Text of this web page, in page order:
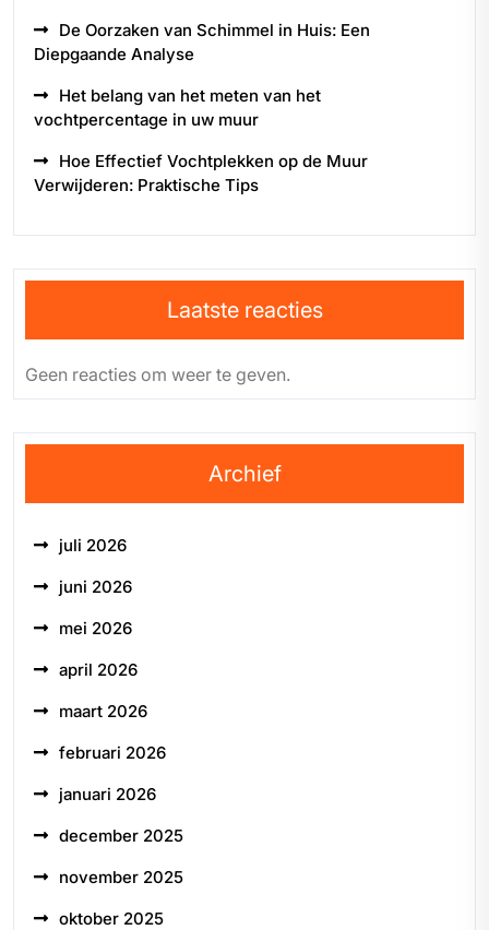
De Oorzaken van Schimmel in Huis: Een
Diepgaande Analyse
Het belang van het meten van het
vochtpercentage in uw muur
Hoe Effectief Vochtplekken op de Muur
Verwijderen: Praktische Tips
Laatste reacties
Geen reacties om weer te geven.
Archief
juli 2026
juni 2026
mei 2026
april 2026
maart 2026
februari 2026
januari 2026
december 2025
november 2025
oktober 2025